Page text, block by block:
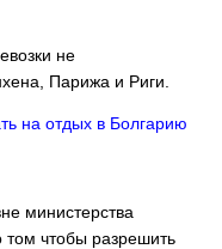
не
Парижа и Риги.
на отдых в Болгарию
министерства
том чтобы разрешить